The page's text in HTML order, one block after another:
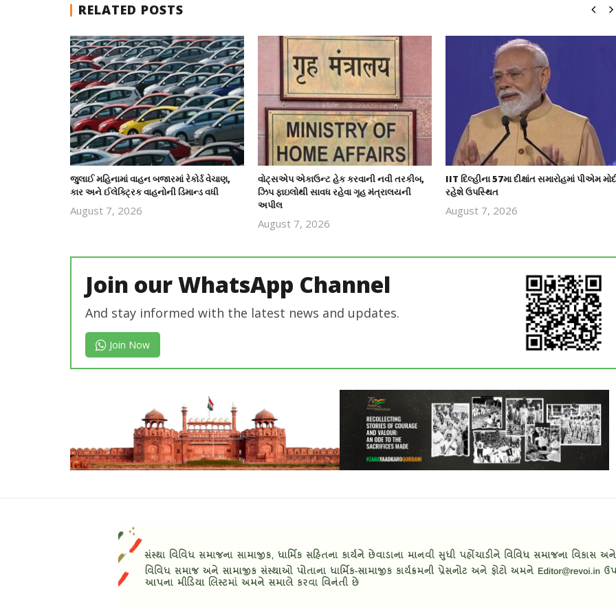
RELATED POSTS
જુલાઈ મહિનામાં વાહન બજારમાં રેકોર્ડ વેચાણ,
કાર અને ઈલેક્ટ્રિક વાહનોની ડિમાન્ડ વધી
August 7, 2026
વોટ્સએપ એકાઉન્ટ હેક કરવાની નવી તરકીબ,
ઝિપ ફાઇલોથી સાવધ રહેવા ગૃહ મંત્રાલયની
અપીલ
August 7, 2026
IIT દિલ્હીના 57મા દીક્ષાંત સમારોહમાં પીએમ
રહેશે ઉપસ્થિત
August 7, 2026
Join our WhatsApp Channel
And stay informed with the latest news and updates.
Join Now